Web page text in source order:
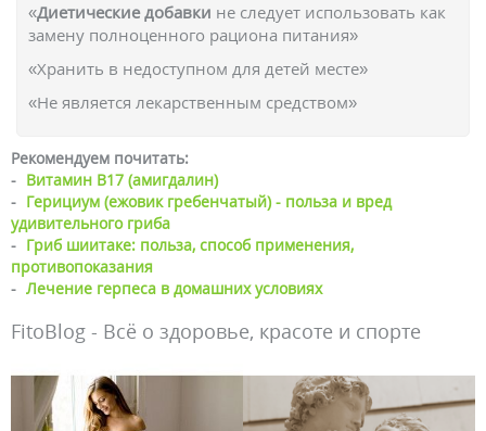
«Диетические добавки не следует использовать как
замену полноценного рациона питания»
«Хранить в недоступном для детей месте»
«Не является лекарственным средством»
Рекомендуем почитать:
- Витамин В17 (амигдалин)
- Герициум (ежовик гребенчатый) - польза и вред
удивительного гриба
- Гриб шиитаке: польза, способ применения,
противопоказания
- Лечение герпеса в домашних условиях
FitoBlog - Всё о здоровье, красоте и спорте